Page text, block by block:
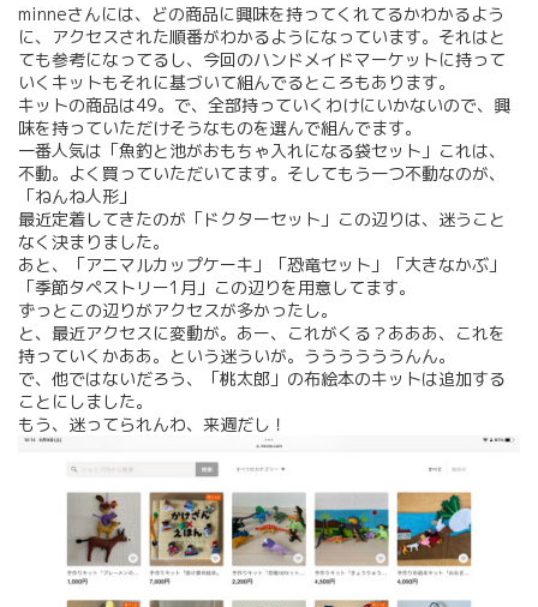
minneさんには、どの商品に興味を持ってくれてるかわかるよう
に、アクセスされた順番がわかるようになっています。それはと
ても参考になってるし、今回のハンドメイドマーケットに持って
いくキットもそれに基づいて組んでるところもあります。
キットの商品は49。で、全部持っていくわけにいかないので、興
味を持っていただけそうなものを選んで組んでます。
一番人気は「魚釣と池がおもちゃ入れになる袋セット」これは、
不動。よく買っていただいてます。そしてもう一つ不動なのが、
「ねんね人形」
最近定着してきたのが「ドクターセット」この辺りは、迷うこと
なく決まりました。
あと、「アニマルカップケーキ」「恐竜セット」「大きなかぶ」
「季節タペストリー1月」この辺りを用意してます。
ずっとこの辺りがアクセスが多かったし。
と、最近アクセスに変動が。あー、これがくる？あああ、これを
持っていくかああ。という迷ういが。ううううううんん。
で、他ではないだろう、「桃太郎」の布絵本のキットは追加する
ことにしました。
もう、迷ってられんわ、来週だし！